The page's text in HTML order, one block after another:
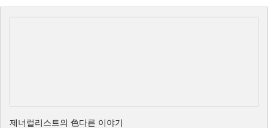
제너럴리스트의 色다른 이야기